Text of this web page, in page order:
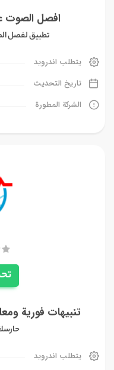
افصل الصوت
تطبيق لفصل
يتطلب اندرويد
تاريخ التحديث
الشركة المطورة
تنبيهات فورية
يتطلب اندرويد